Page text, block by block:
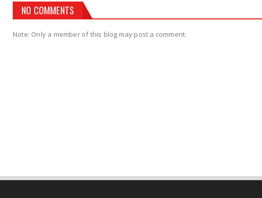
NO COMMENTS
Note: Only a member of this blog may post a comment.